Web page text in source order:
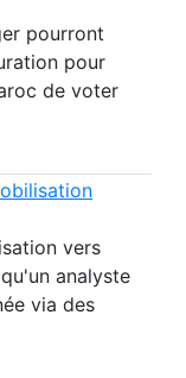
pourront
pour
de voter
vers
analyste
via des